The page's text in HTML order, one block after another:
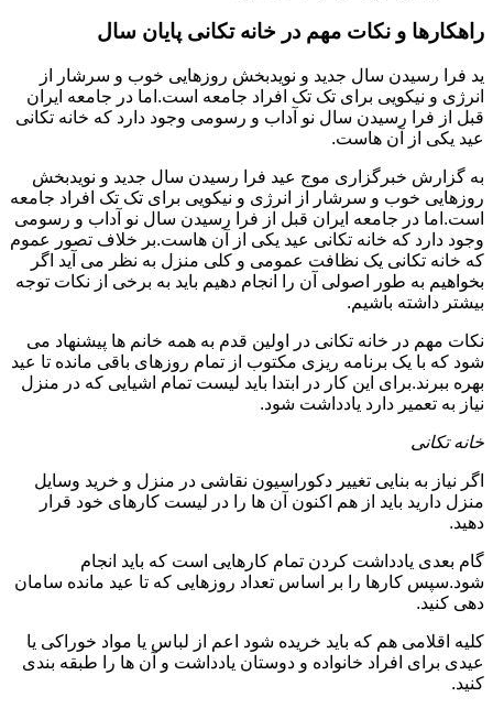
راهکارها و نکات مهم در خانه تکانی پایان سال
ید فرا رسیدن سال جدید و نویدبخش روزهایی خوب و سرشار از
انرژی و نیکویی برای تک تک افراد جامعه است.اما در جامعه ایران
قبل از فرا رسیدن سال نو آداب و رسومی وجود دارد که خانه تکانی
عید یکی از آن هاست.
به گزارش خبرگزاری موج عید فرا رسیدن سال جدید و نویدبخش
روزهایی خوب و سرشار از انرژی و نیکویی برای تک تک افراد جامعه
است.اما در جامعه ایران قبل از فرا رسیدن سال نو آداب و رسومی
وجود دارد که خانه تکانی عید یکی از آن هاست.بر خلاف تصور عموم
که خانه تکانی یک نظافت عمومی و کلی منزل به نظر می آید اگر
بخواهیم به طور اصولی آن را انجام دهیم باید به برخی از نکات توجه
بیشتر داشته باشیم.
نکات مهم در خانه تکانی در اولین قدم به همه خانم ها پیشنهاد می
شود که با یک برنامه ریزی مکتوب از تمام روزهای باقی مانده تا عید
بهره ببرند.برای این کار در ابتدا باید لیست تمام اشیایی که در منزل
نیاز به تعمیر دارد یادداشت شود.
خانه تکانی
اگر نیاز به بنایی تغییر دکوراسیون نقاشی در منزل و خرید وسایل
منزل دارید باید از هم اکنون آن ها را در لیست کارهای خود قرار
دهید.
گام بعدی یادداشت کردن تمام کارهایی است که باید انجام
شود.سپس کارها را بر اساس تعداد روزهایی که تا عید مانده سامان
دهی کنید.
کلیه اقلامی هم که باید خریده شود اعم از لباس یا مواد خوراکی یا
عیدی برای افراد خانواده و دوستان یادداشت و آن ها را طبقه بندی
کنید.